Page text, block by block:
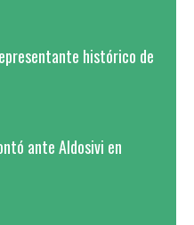
histórico de
ante Aldosivi en